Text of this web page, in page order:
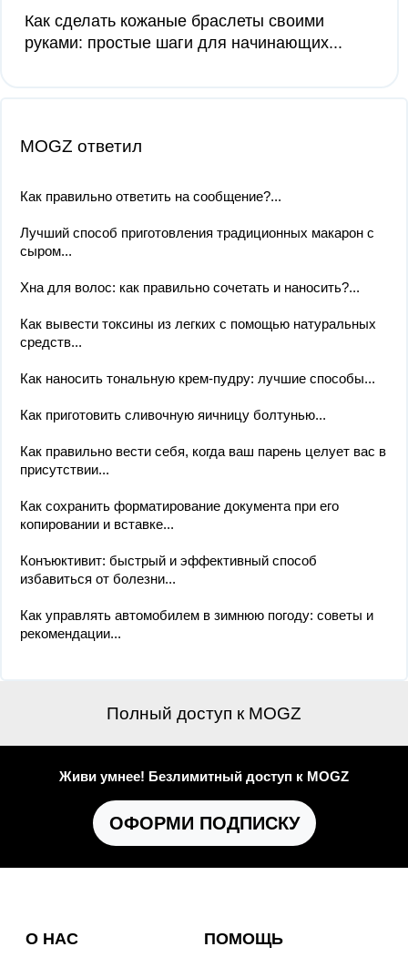
Как сделать кожаные браслеты своими
руками: простые шаги для начинающих...
MOGZ ответил
Как правильно ответить на сообщение?...
Лучший способ приготовления традиционных макарон с
сыром...
Хна для волос: как правильно сочетать и наносить?...
Как вывести токсины из легких с помощью натуральных
средств...
Как наносить тональную крем-пудру: лучшие способы...
Как приготовить сливочную яичницу болтунью...
Как правильно вести себя, когда ваш парень целует вас в
присутствии...
Как сохранить форматирование документа при его
копировании и вставке...
Конъюктивит: быстрый и эффективный способ
избавиться от болезни...
Как управлять автомобилем в зимнюю погоду: советы и
рекомендации...
Полный доступ к MOGZ
Живи умнее! Безлимитный доступ к MOGZ
ОФОРМИ ПОДПИСКУ
О НАС ПОМОЩЬ